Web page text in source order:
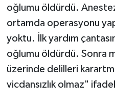
oğlumu öldürdü.
ortamda operasyonu
yoktu. İlk yardım
oğlumu öldürdü. Sonra
üzerinde delilleri
vicdansızlık olmaz"